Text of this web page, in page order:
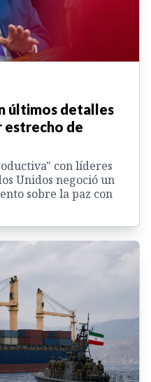
últimos detalles
estrecho de
con líderes
Unidos negoció un
sobre la paz con